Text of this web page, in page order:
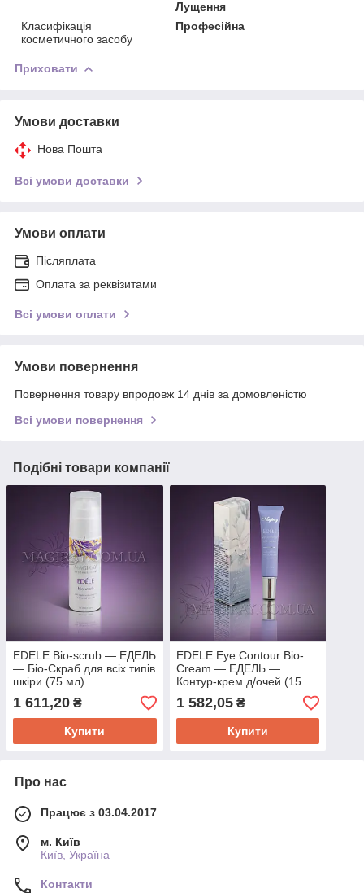
Лущення
Класифікація
косметичного засобу
Професійна
Приховати
Умови доставки
Нова Пошта
Всі умови доставки
Умови оплати
Післяплата
Оплата за реквізитами
Всі умови оплати
Умови повернення
Повернення товару впродовж 14 днів за домовленістю
Всі умови повернення
Подібні товари компанії
EDELE Bio-scrub — ЕДЕЛЬ
— Біо-Скраб для всіх типів
шкіри (75 мл)
1 611,20 ₴
Купити
EDELE Eye Contour Bio-
Cream — ЕДЕЛЬ —
Контур-крем д/очей (15
мл)
1 582,05₴
Купити
Про нас
Працює з 03.04.2017
м. Київ
Київ, Україна
Контакти